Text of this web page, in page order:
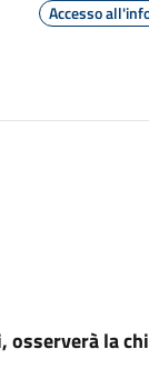
Accesso
la